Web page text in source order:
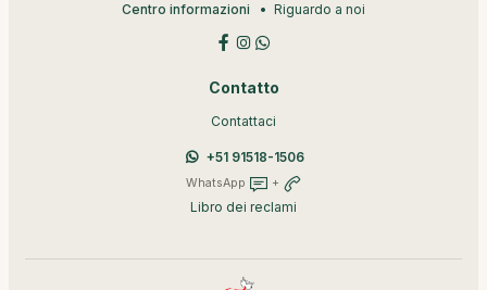
Centro informazioni Riguardo a noi
Contatto
Contattaci
+51 91518-1506
WhatsApp +
Libro dei reclami